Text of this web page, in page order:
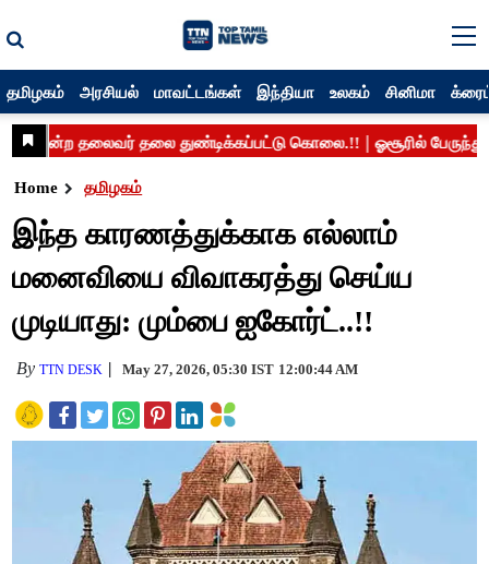
தமிழகம் அரசியல் மாவட்டங்கள் இந்தியா உலகம் சினிமா
Home தமிழகம்
இந்த காரணத்துக்காக எல்லாம்
மனைவியை விவாகரத்து செய்ய
முடியாது: மும்பை ஐகோர்ட்..!!
ByTTN DESK May 27, 2026, 05:30 IST 12:00:44 AM